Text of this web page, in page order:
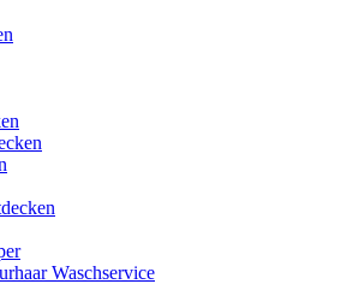
Waschservice